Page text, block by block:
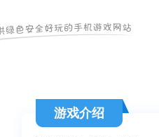
游戏介绍